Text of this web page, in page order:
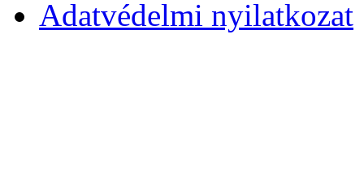
Adatvédelmi nyilatkozat